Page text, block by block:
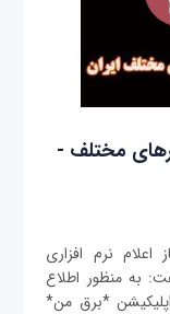
مختلف -
اعلام نرم افزاری
به منظور اطلاع
*برق من*